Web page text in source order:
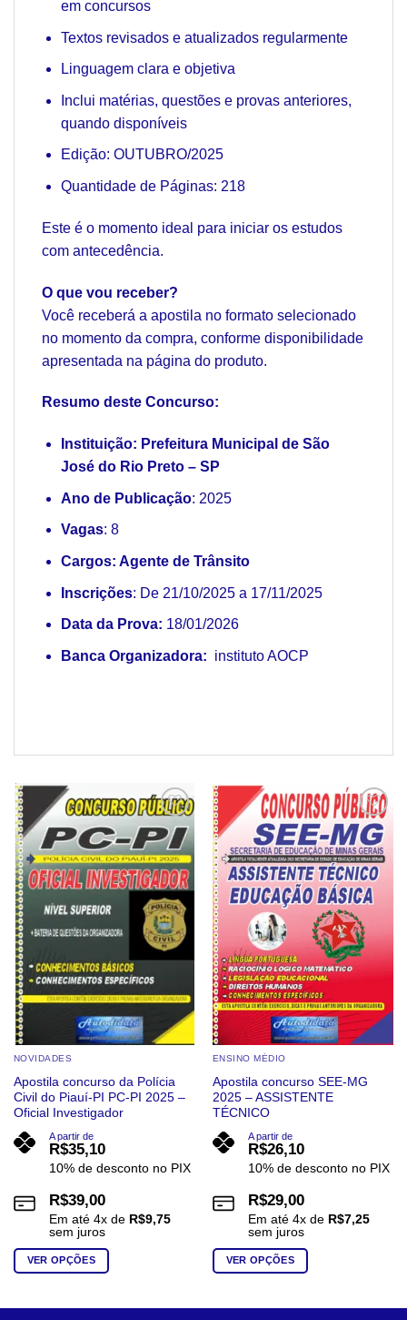
em concursos
Textos revisados e atualizados regularmente
Linguagem clara e objetiva
Inclui matérias, questões e provas anteriores,
quando disponíveis
Edição: OUTUBRO/2025
Quantidade de Páginas: 218
Este é o momento ideal para iniciar os estudos
com antecedência.
O que vou receber?
Você receberá a apostila no formato selecionado
no momento da compra, conforme disponibilidade
apresentada na página do produto.
Resumo deste Concurso:
Instituição: Prefeitura Municipal de São
José do Rio Preto – SP
Ano de Publicação: 2025
Vagas: 8
Cargos: Agente de Trânsito
Inscrições: De 21/10/2025 a 17/11/2025
Data da Prova: 18/01/2026
Banca Organizadora: instituto AOCP
Add to
wishlist
NOVIDADES
Apostila concurso da Polícia
Civil do Piauí-PI PC-PI 2025 –
Oficial Investigador
A partir de
R$35,10
10% de desconto no PIX
R$39,00
Em até 4x de R$9,75
sem juros
VER OPÇÕES
Add to
wishlist
ENSINO MÉDIO
Apostila concurso SEE-MG
2025 – ASSISTENTE
TÉCNICO
A partir de
R$26,10
10% de desconto no PIX
R$29,00
Em até 4x de R$7,25
sem juros
VER OPÇÕES